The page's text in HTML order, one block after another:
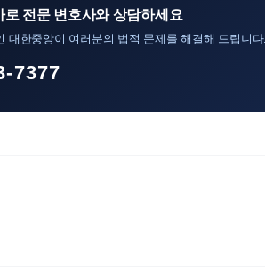
로 전문 변호사와 상담하세요
대한중앙이 여러분의 법적 문제를 해결해 드립니다.
7377